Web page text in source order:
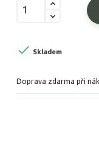
 Skladem
Doprava zdarma při